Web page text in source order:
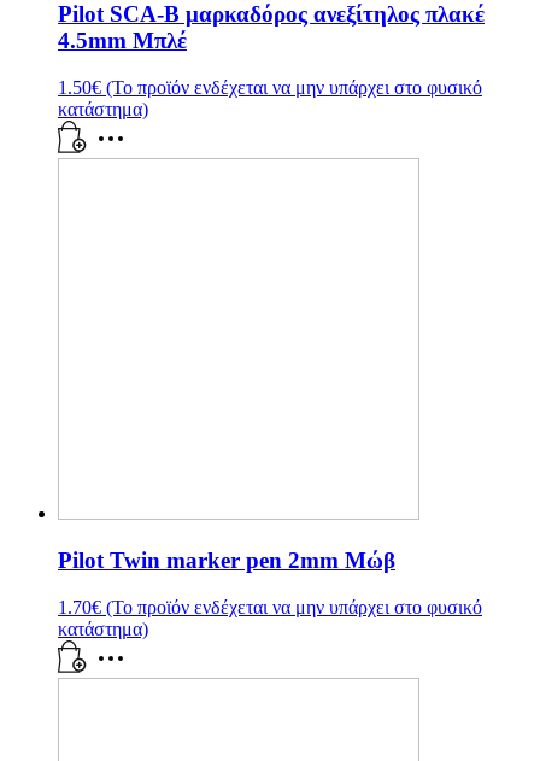
Pilot SCA-B μαρκαδόρος ανεξίτηλος πλακέ
4.5mm Μπλέ
1.50€ (Το προϊόν ενδέχεται να μην υπάρχει στο φυσικό
κατάστημα)
Pilot Twin marker pen 2mm Μώβ
1.70€ (Το προϊόν ενδέχεται να μην υπάρχει στο φυσικό
κατάστημα)